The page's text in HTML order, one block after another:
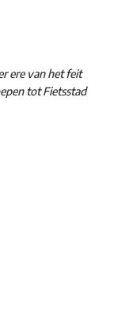
ere van het feit
tot Fietsstad